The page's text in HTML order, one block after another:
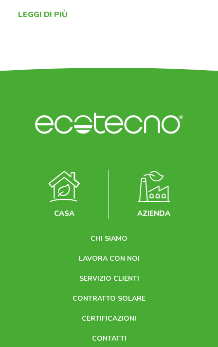
LEGGI DI PIÙ
CHI SIAMO
LAVORA CON NOI
SERVIZIO CLIENTI
CONTRATTO SOLARE
CERTIFICAZIONI
CONTATTI
CASA AZIENDA